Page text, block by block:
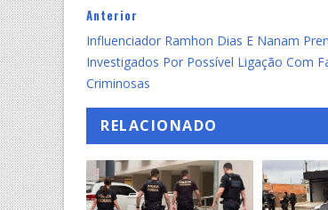
Anterior
Influenciador Ramhon Dias E Nanam
Investigados Por Possível Ligação Com
Criminosas
RELACIONADO